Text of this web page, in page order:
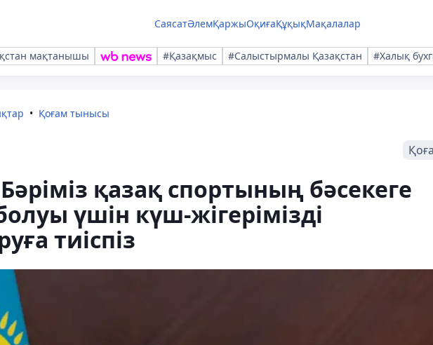
СаясатӘлемҚаржыОқиғаҚұқықМақалалар
мақтанышы #Қазақмыс #Салыстырмалы Қазақстан #Халық
Қоғам тынысы
қазақ спортының бәсекеге
үшін күш-жігерімізді
тиіспіз